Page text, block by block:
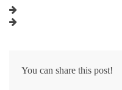
You can share this post!